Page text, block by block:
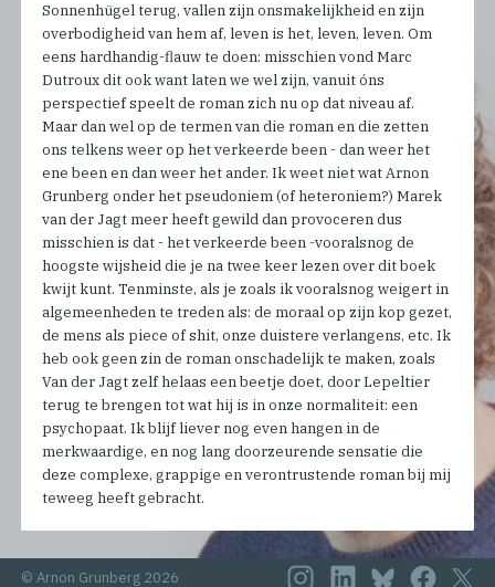
Sonnenhügel terug, vallen zijn onsmakelijkheid en zijn
overbodigheid van hem af, leven is het, leven, leven. Om
eens hardhandig-flauw te doen: misschien vond Marc
Dutroux dit ook want laten we wel zijn, vanuit óns
perspectief speelt de roman zich nu op dat niveau af.
Maar dan wel op de termen van die roman en die zetten
ons telkens weer op het verkeerde been - dan weer het
ene been en dan weer het ander. Ik weet niet wat Arnon
Grunberg onder het pseudoniem (of heteroniem?) Marek
van der Jagt meer heeft gewild dan provoceren dus
misschien is dat - het verkeerde been -vooralsnog de
hoogste wijsheid die je na twee keer lezen over dit boek
kwijt kunt. Tenminste, als je zoals ik vooralsnog weigert in
algemeenheden te treden als: de moraal op zijn kop gezet,
de mens als piece of shit, onze duistere verlangens, etc. Ik
heb ook geen zin de roman onschadelijk te maken, zoals
Van der Jagt zelf helaas een beetje doet, door Lepeltier
terug te brengen tot wat hij is in onze normaliteit: een
psychopaat. Ik blijf liever nog even hangen in de
merkwaardige, en nog lang doorzeurende sensatie die
deze complexe, grappige en verontrustende roman bij mij
teweeg heeft gebracht.
© Arnon Grunberg 2026